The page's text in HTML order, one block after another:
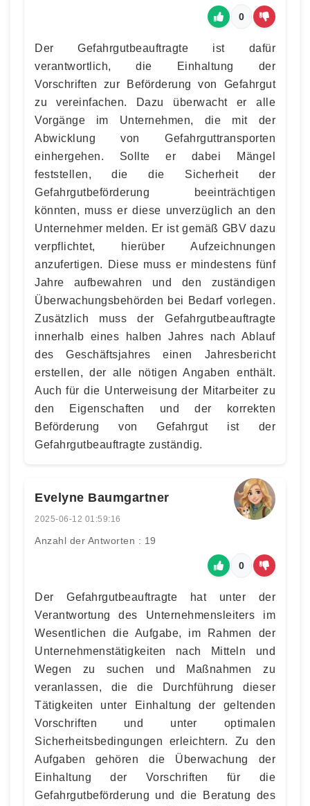
0
Der Gefahrgutbeauftragte ist dafür
verantwortlich, die Einhaltung der
Vorschriften zur Beförderung von Gefahrgut
zu vereinfachen. Dazu überwacht er alle
Vorgänge im Unternehmen, die mit der
Abwicklung von Gefahrguttransporten
einhergehen. Sollte er dabei Mängel
feststellen, die die Sicherheit der
Gefahrgutbeförderung beeinträchtigen
könnten, muss er diese unverzüglich an den
Unternehmer melden. Er ist gemäß GBV dazu
verpflichtet, hierüber Aufzeichnungen
anzufertigen. Diese muss er mindestens fünf
Jahre aufbewahren und den zuständigen
Überwachungsbehörden bei Bedarf vorlegen.
Zusätzlich muss der Gefahrgutbeauftragte
innerhalb eines halben Jahres nach Ablauf
des Geschäftsjahres einen Jahresbericht
erstellen, der alle nötigen Angaben enthält.
Auch für die Unterweisung der Mitarbeiter zu
den Eigenschaften und der korrekten
Beförderung von Gefahrgut ist der
Gefahrgutbeauftragte zuständig.
Evelyne Baumgartner
2025-06-12 01:59:16
Anzahl der Antworten : 19
0
Der Gefahrgutbeauftragte hat unter der
Verantwortung des Unternehmensleiters im
Wesentlichen die Aufgabe, im Rahmen der
Unternehmenstätigkeiten nach Mitteln und
Wegen zu suchen und Maßnahmen zu
veranlassen, die die Durchführung dieser
Tätigkeiten unter Einhaltung der geltenden
Vorschriften und unter optimalen
Sicherheitsbedingungen erleichtern. Zu den
Aufgaben gehören die Überwachung der
Einhaltung der Vorschriften für die
Gefahrgutbeförderung und die Beratung des